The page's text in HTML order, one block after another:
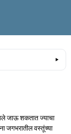
जाऊ शकतात ज्याचा
जगभरातील वस्तूंच्या